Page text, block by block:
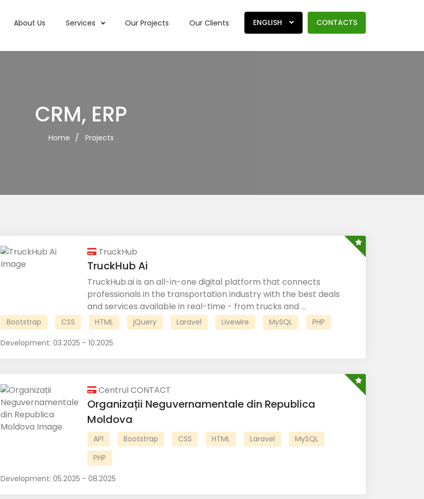
About Us Services Our Projects Our Clients CONTACTS
ENGLISH
CRM, ERP
Home Projects
TruckHub
TruckHub Ai
TruckHub.ai is an all-in-one digital platform that connects
professionals in the transportation industry with the best deals
and services available in real-time - from trucks and ...
Bootstrap CSS HTML jQuery Laravel Livewire MySQL PHP
Development: 03.2025 - 10.2025
Centrul CONTACT
Organizații Neguvernamentale din Republica
Moldova
API Bootstrap CSS HTML Laravel
MySQL
PHP
Development: 05.2025 - 08.2025